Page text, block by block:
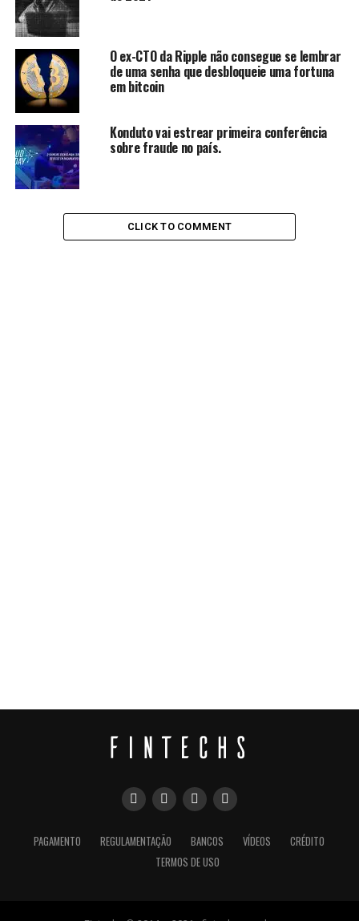
O ex-CTO da Ripple não consegue se lembrar
de uma senha que desbloqueie uma fortuna
em bitcoin
Konduto vai estrear primeira conferência
sobre fraude no país.
CLICK TO COMMENT
PAGAMENTO REGULAMENTAÇÃO BANCOS VÍDEOS
CRÉDITO
TERMOS DE USO